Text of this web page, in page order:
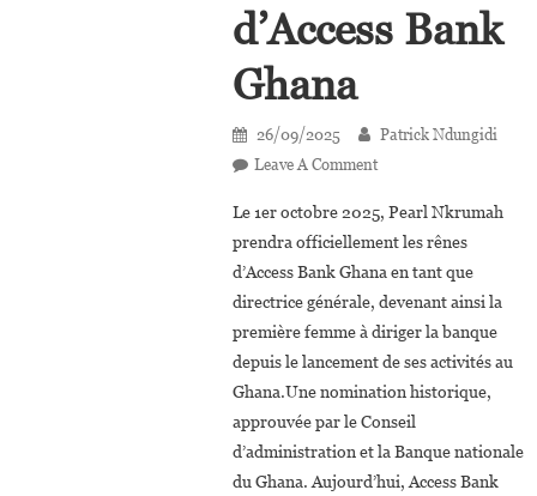
d’Access Bank
Ghana
26/09/2025
Patrick Ndungidi
Leave A CommentOn
Nkrumah,
Nouvelle
Directrice
Générale
D’Access
Bank
Ghana
Le 1er octobre 2025, Pearl Nkrumah
prendra officiellement les rênes
d’Access Bank Ghana en tant que
directrice générale, devenant ainsi la
première femme à diriger la banque
depuis le lancement de ses activités au
Ghana.Une nomination historique,
approuvée par le Conseil
d’administration et la Banque nationale
du Ghana. Aujourd’hui, Access Bank